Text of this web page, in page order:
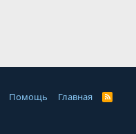
Помощь Главная